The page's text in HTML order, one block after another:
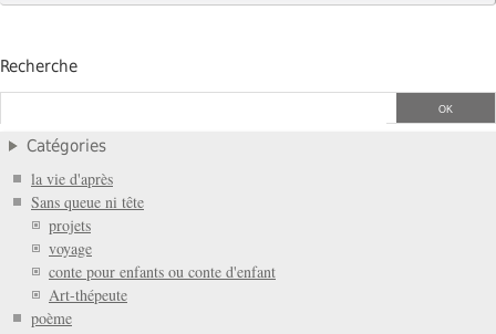
Recherche
Catégories
la vie d'après
Sans queue ni tête
projets
voyage
conte pour enfants ou conte d'enfant
Art-thépeute
poème